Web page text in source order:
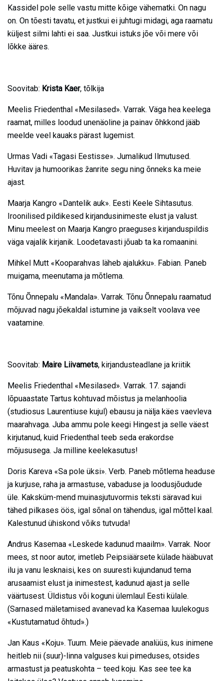
Kassidel pole selle vastu mitte kõige vähematki. On nagu
on. On tõesti tavatu, et justkui ei juhtugi midagi, aga raamatu
küljest silmi lahti ei saa. Justkui istuks jõe või mere või
lõkke ääres.
Soovitab: Krista Kaer, tõlkija
Meelis Friedenthal «Mesilased». Varrak. Väga hea keelega
raamat, milles loodud unenäoline ja painav õhkkond jääb
meelde veel kauaks pärast lugemist.
Urmas Vadi «Tagasi Eestisse». Jumalikud Ilmutused.
Huvitav ja humoorikas žanrite segu ning õnneks ka meie
ajast.
Maarja Kangro «Dantelik auk». Eesti Keele Sihtasutus.
Iroonilised pildikesed kirjandusinimeste elust ja valust.
Minu meelest on Maarja Kangro praeguses kirjanduspildis
väga vajalik kirjanik. Loodetavasti jõuab ta ka romaanini.
Mihkel Mutt «Kooparahvas läheb ajalukku». Fabian. Paneb
muigama, meenutama ja mõtlema.
Tõnu Õnnepalu «Mandala». Varrak. Tõnu Õnnepalu raamatud
mõjuvad nagu jõekaldal istumine ja vaikselt voolava vee
vaatamine.
Soovitab: Maire Liivamets, kirjandusteadlane ja kriitik
Meelis Friedenthal «Mesilased». Varrak. 17. sajandi
lõpuaastate Tartus kohtuvad mõistus ja melanhoolia
(studiosus Laurentiuse kujul) ebausu ja nälja käes vaevleva
maarahvaga. Juba ammu pole keegi Hingest ja selle väest
kirjutanud, kuid Friedenthal teeb seda erakordse
mõjususega. Ja milline keelekasutus!
Doris Kareva «Sa pole üksi». Verb. Paneb mõtlema headuse
ja kurjuse, raha ja armastuse, vabaduse ja loodusjõudude
üle. Kaksküm-mend muinasjutuvormis teksti säravad kui
tähed pilkases öös, igal sõnal on tähendus, igal mõttel kaal.
Kalestunud ühiskond võiks tutvuda!
Andrus Kasemaa «Leskede kadunud maailm». Varrak. Noor
mees, st noor autor, imetleb Peipsiäärsete külade hääbuvat
ilu ja vanu lesknaisi, kes on suuresti kujundanud tema
arusaamist elust ja inimestest, kadunud ajast ja selle
väärtusest. Üldistus või koguni ülemlaul Eesti külale.
(Sarnased mäletamised avanevad ka Kasemaa luulekogus
«Kustutamatud õhtud».)
Jan Kaus «Koju». Tuum. Meie päevade analüüs, kus inimene
heitleb nii (suur)-linna valguses kui pimeduses, otsides
armastust ja peatuskohta – teed koju. Kas see tee ka